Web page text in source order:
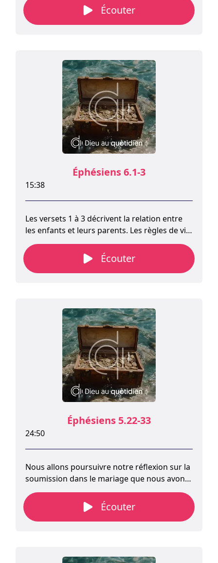
spécifiquement aux pères.Écouter
Éphésiens 6.1-3
15:38
Les versets 1 à 3 décrivent la relation entre
les enfants et leurs parents. Les règles de vie
familiale sont liées à notre capacité à être
remplis de l'Esprit. Il existe une relation
réciproque entre parents et enfants.
Écouter
Éphésiens 5.22-33
24:50
Nous allons poursuivre notre réflexion sur la
soumission dans le mariage que nous avons
brièvement abordée hier dans le contexte de
l’exhortation de l’apôtre Paul à nous
soumettre les uns aux autres dans la crainte
Écouter